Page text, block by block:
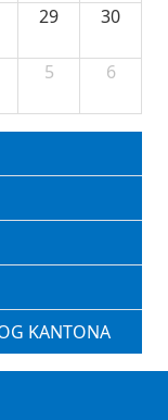
29 30
5 6
KANTONA